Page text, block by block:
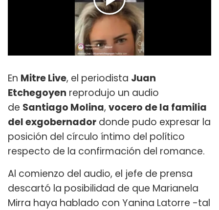
En Mitre Live, el periodista Juan
Etchegoyen reprodujo un audio
de Santiago Molina, vocero de la familia
del exgobernador donde pudo expresar la
posición del círculo íntimo del político
respecto de la confirmación del romance.
Al comienzo del audio, el jefe de prensa
descartó la posibilidad de que Marianela
Mirra haya hablado con Yanina Latorre -tal